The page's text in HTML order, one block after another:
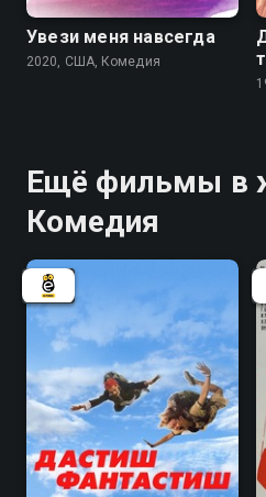
Увези меня навсегда
2020, США, Комедия
Ещё фильмы в
Комедия